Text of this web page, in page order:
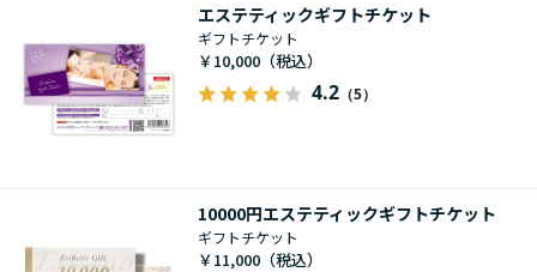
エステティックギフトチケット
ギフトチケット
￥10,000
4.2 （5）
10000円エステティックギフトチケット
ギフトチケット
￥11,000